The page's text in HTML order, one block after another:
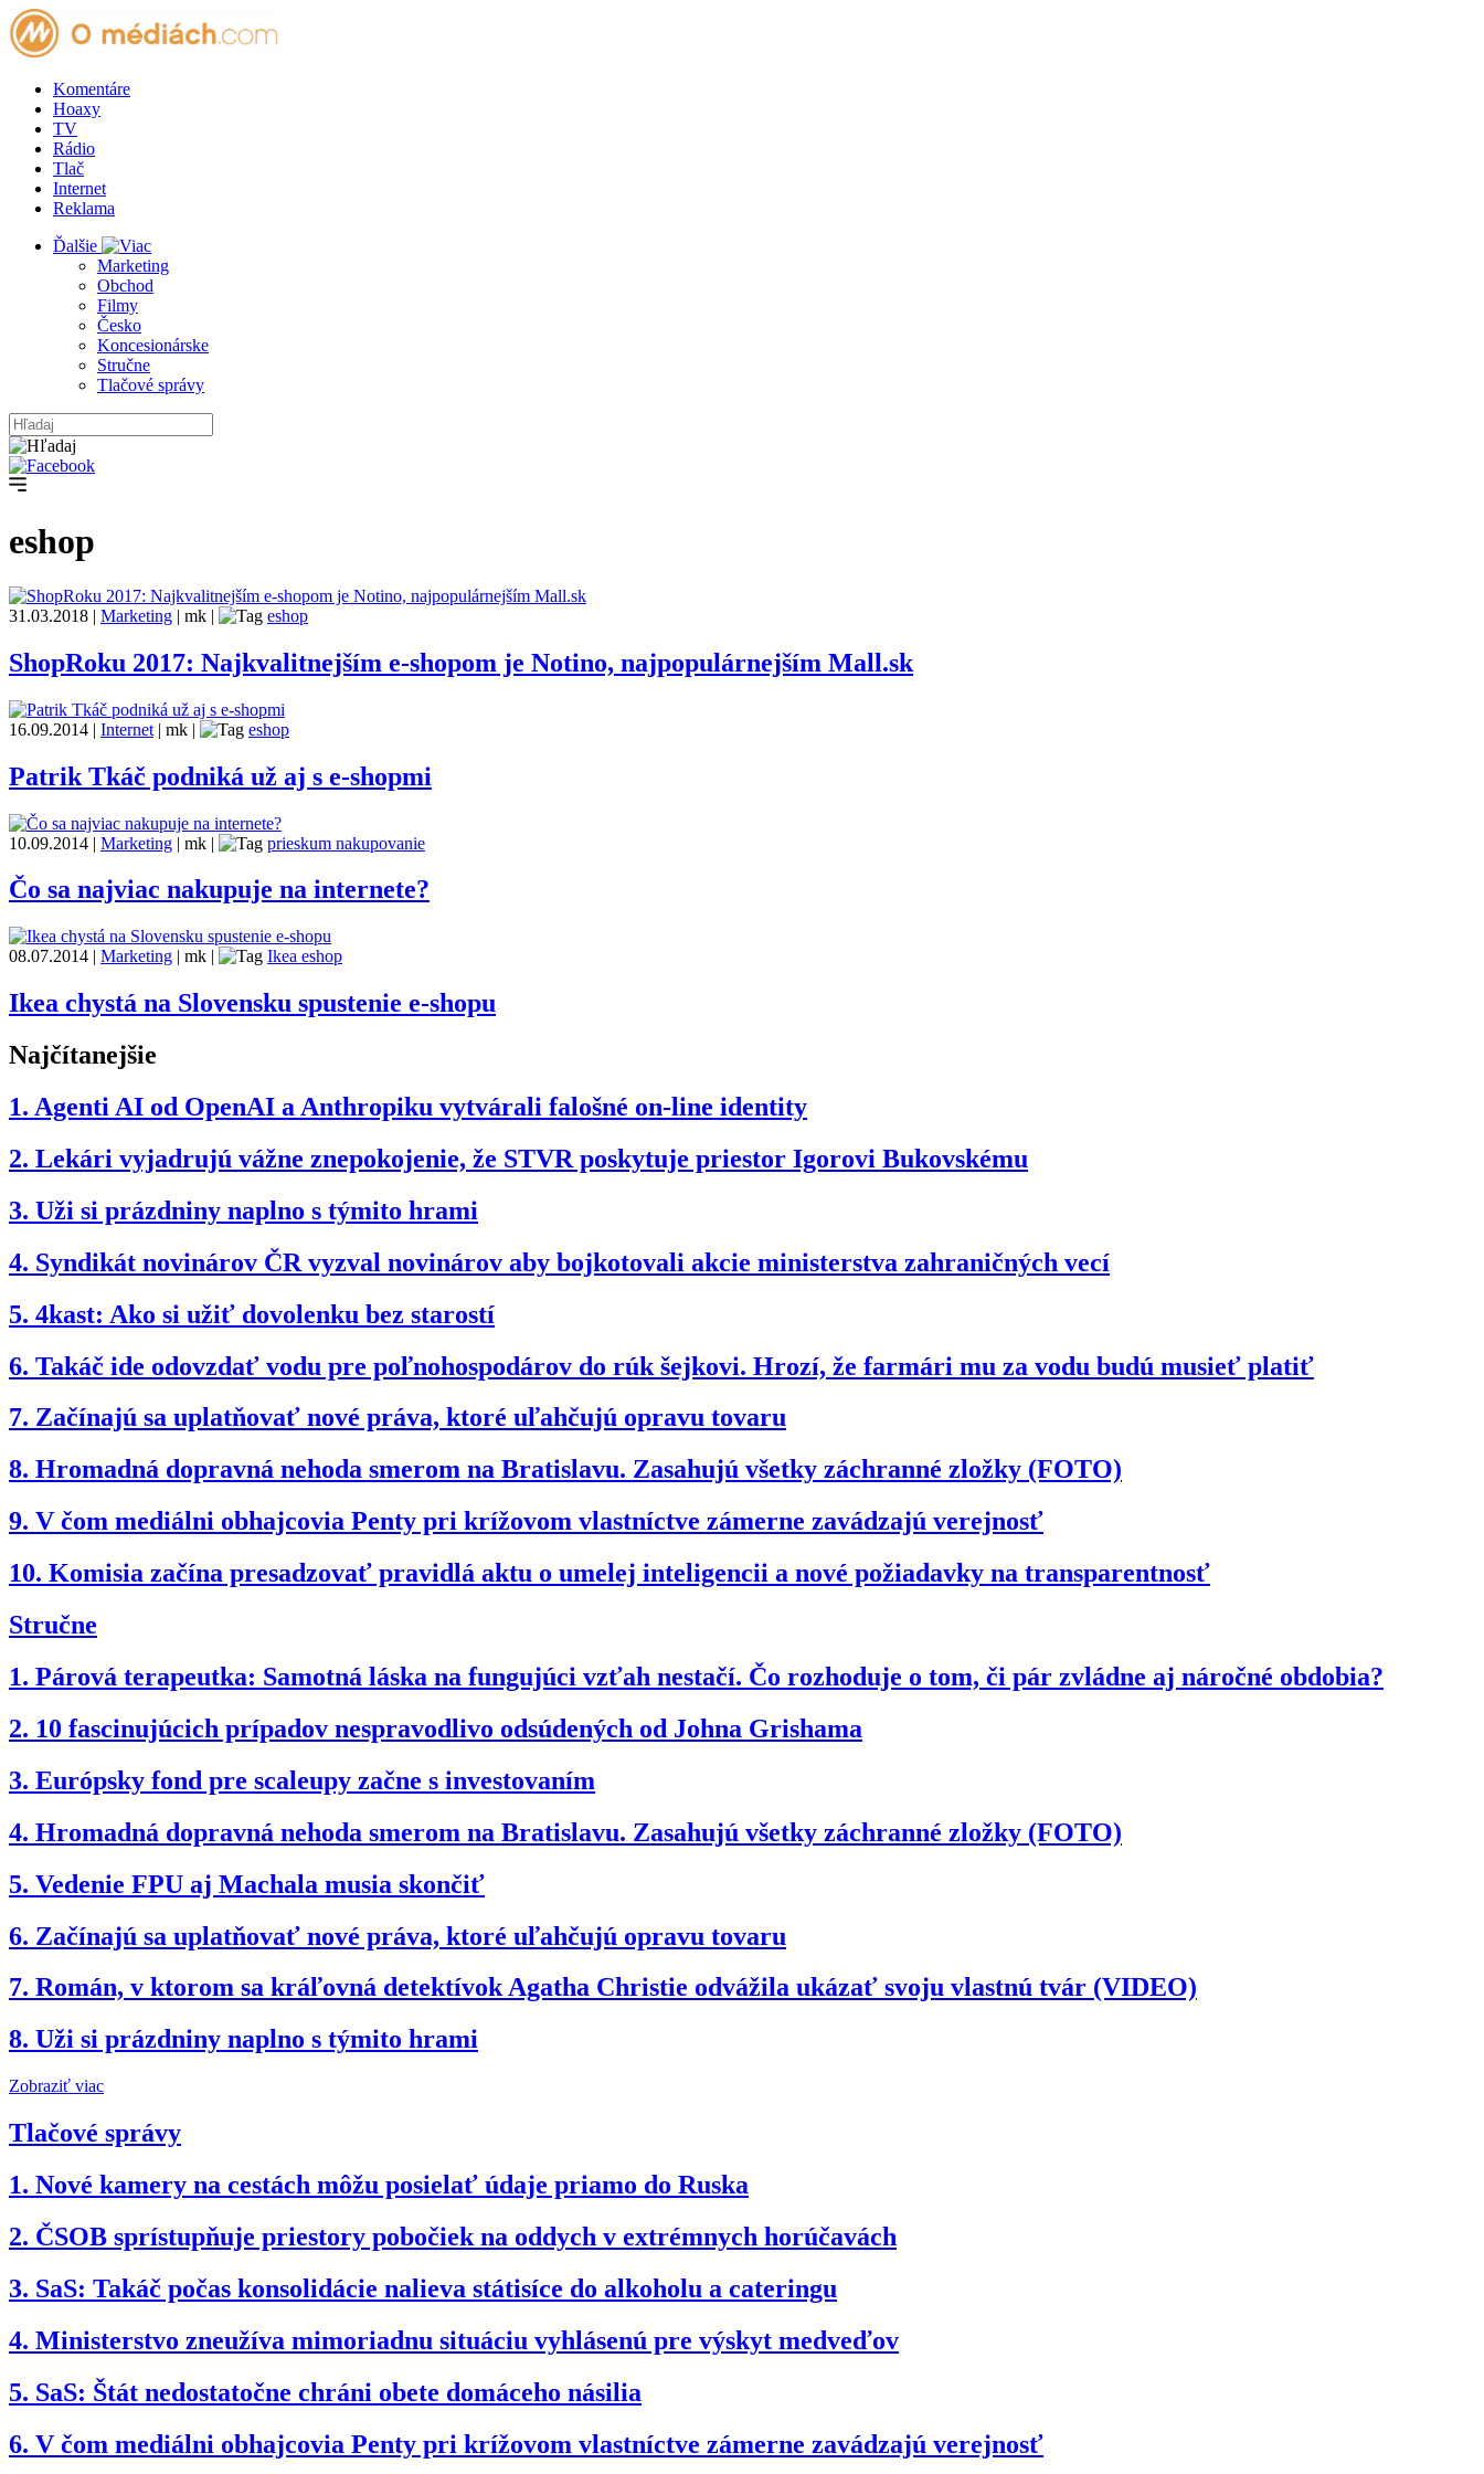
Komentáre
Hoaxy
TV
Rádio
Tlač
Internet
Reklama
Ďalšie
Marketing
Obchod
Filmy
Česko
Koncesionárske
Stručne
Tlačové správy
eshop
31.03.2018 | Marketing | mk | eshop
ShopRoku 2017: Najkvalitnejším e-shopom je Notino, najpopulárnejším Mall.sk
16.09.2014 | Internet | mk | eshop
Patrik Tkáč podniká už aj s e-shopmi
10.09.2014 | Marketing | mk | prieskum nakupovanie
Čo sa najviac nakupuje na internete?
08.07.2014 | Marketing | mk | Ikea eshop
Ikea chystá na Slovensku spustenie e-shopu
Najčítanejšie
1. Agenti AI od OpenAI a Anthropiku vytvárali falošné on-line identity
2. Lekári vyjadrujú vážne znepokojenie, že STVR poskytuje priestor Igorovi Bukovskému
3. Uži si prázdniny naplno s týmito hrami
4. Syndikát novinárov ČR vyzval novinárov aby bojkotovali akcie ministerstva zahraničných vecí
5. 4kast: Ako si užiť dovolenku bez starostí
6. Takáč ide odovzdať vodu pre poľnohospodárov do rúk šejkovi. Hrozí, že farmári mu za vodu budú musieť platiť
7. Začínajú sa uplatňovať nové práva, ktoré uľahčujú opravu tovaru
8. Hromadná dopravná nehoda smerom na Bratislavu. Zasahujú všetky záchranné zložky (FOTO)
9. V čom mediálni obhajcovia Penty pri krížovom vlastníctve zámerne zavádzajú verejnosť
10. Komisia začína presadzovať pravidlá aktu o umelej inteligencii a nové požiadavky na transparentnosť
Stručne
1. Párová terapeutka: Samotná láska na fungujúci vzťah nestačí. Čo rozhoduje o tom, či pár zvládne aj náročné obdobia?
2. 10 fascinujúcich prípadov nespravodlivo odsúdených od Johna Grishama
3. Európsky fond pre scaleupy začne s investovaním
4. Hromadná dopravná nehoda smerom na Bratislavu. Zasahujú všetky záchranné zložky (FOTO)
5. Vedenie FPU aj Machala musia skončiť
6. Začínajú sa uplatňovať nové práva, ktoré uľahčujú opravu tovaru
7. Román, v ktorom sa kráľovná detektívok Agatha Christie odvážila ukázať svoju vlastnú tvár (VIDEO)
8. Uži si prázdniny naplno s týmito hrami
Zobraziť viac
Tlačové správy
1. Nové kamery na cestách môžu posielať údaje priamo do Ruska
2. ČSOB sprístupňuje priestory pobočiek na oddych v extrémnych horúčavách
3. SaS: Takáč počas konsolidácie nalieva státisíce do alkoholu a cateringu
4. Ministerstvo zneužíva mimoriadnu situáciu vyhlásenú pre výskyt medveďov
5. SaS: Štát nedostatočne chráni obete domáceho násilia
6. V čom mediálni obhajcovia Penty pri krížovom vlastníctve zámerne zavádzajú verejnosť